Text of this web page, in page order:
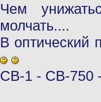
Чем
молчать....
В
CB-1 - CB-750